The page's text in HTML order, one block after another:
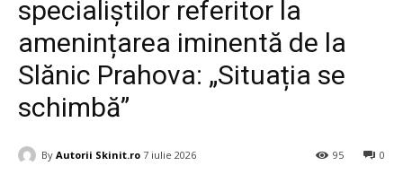
specialiștilor referitor la
amenințarea iminentă de la
Slănic Prahova: „Situația se
schimbă”
By Autorii Skinit.ro 7 iulie 2026 0
95